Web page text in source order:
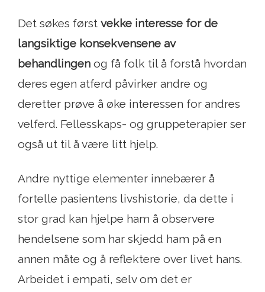
Det søkes først vekke interesse for de
langsiktige konsekvensene av
behandlingen og få folk til å forstå hvordan
deres egen atferd påvirker andre og
deretter prøve å øke interessen for andres
velferd. Fellesskaps- og gruppeterapier ser
også ut til å være litt hjelp.
Andre nyttige elementer innebærer å
fortelle pasientens livshistorie, da dette i
stor grad kan hjelpe ham å observere
hendelsene som har skjedd ham på en
annen måte og å reflektere over livet hans.
Arbeidet i empati, selv om det er